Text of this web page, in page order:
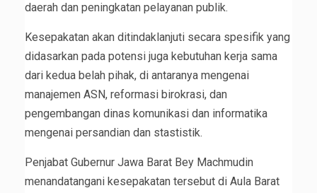
daerah dan peningkatan pelayanan publik.
Kesepakatan akan ditindaklanjuti secara spesifik yang
didasarkan pada potensi juga kebutuhan kerja sama
dari kedua belah pihak, di antaranya mengenai
manajemen ASN, reformasi birokrasi, dan
pengembangan dinas komunikasi dan informatika
mengenai persandian dan stastistik.
Penjabat Gubernur Jawa Barat Bey Machmudin
menandatangani kesepakatan tersebut di Aula Barat